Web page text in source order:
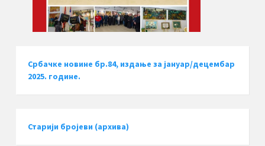
Србачке новине бр.84, издање за јануар/децембар
2025. године.
Старији бројеви (архива)